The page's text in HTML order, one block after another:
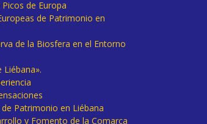
de Europa
de Patrimonio en
de la Biosfera en el Entorno
Liébana».
Patrimonio en Liébana
y Fomento de la Comarca